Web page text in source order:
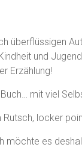
überflüssigen
und
Erzählung!
mit viel
Rutsch, locker
möchte es